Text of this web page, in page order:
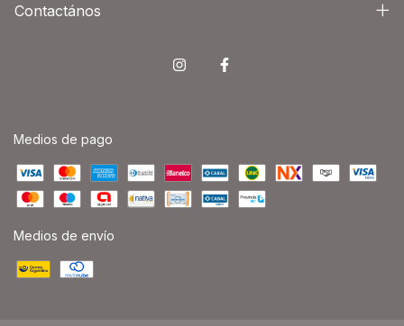
Contactános
Medios de pago
Medios de envío